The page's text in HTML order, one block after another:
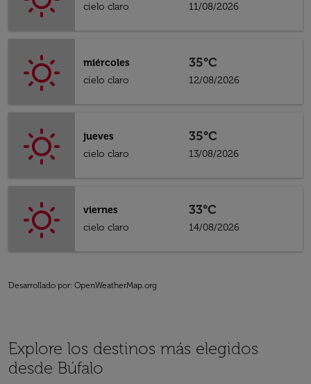
cielo claro
11/08/2026
miércoles
cielo claro
35°C
12/08/2026
jueves
cielo claro
35°C
13/08/2026
viernes
cielo claro
33°C
14/08/2026
Desarrollado por: OpenWeatherMap.org
Explore los destinos más elegidos
desde Búfalo